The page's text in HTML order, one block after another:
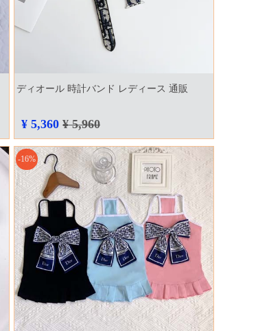
ディオール 時計バンド レディース 通販
¥ 5,360 ¥ 5,960
-16%